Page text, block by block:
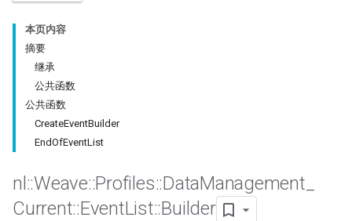
本页内容
摘要
继承
公共函数
公共函数
CreateEventBuilder
EndOfEventList
nl ::Weave::Profiles::DataManagement
Current::EventList::Builder